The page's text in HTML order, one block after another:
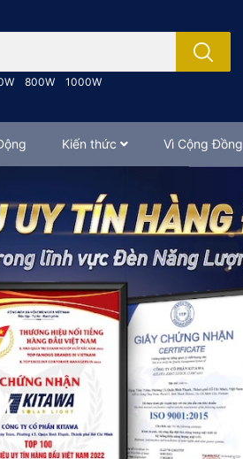
800W 1000W
Kiến thức Vì Cộng Đồng